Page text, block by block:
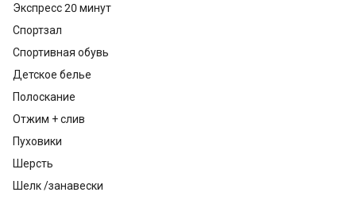
Экспресс 20 минут
Спортзал
Спортивная обувь
Детское белье
Полоскание
Отжим + слив
Пуховики
Шерсть
Шелк /занавески